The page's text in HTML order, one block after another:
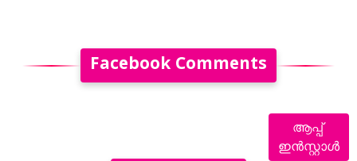
Facebook Comments
ആപ്പ്
ഇൻസ്റ്റാൾ